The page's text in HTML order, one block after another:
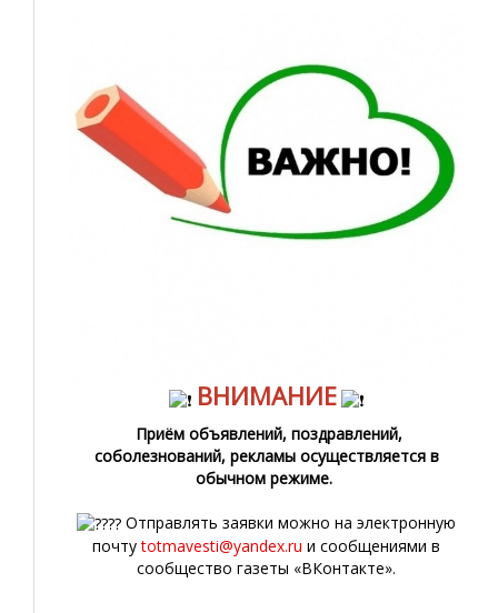
ВНИМАНИЕ
Приём объявлений, поздравлений,
соболезнований, рекламы осуществляется в
обычном режиме.
Отправлять заявки можно на электронную
почтуtotmavesti@yandex.ru и сообщениями в
сообщество газеты «ВКонтакте».